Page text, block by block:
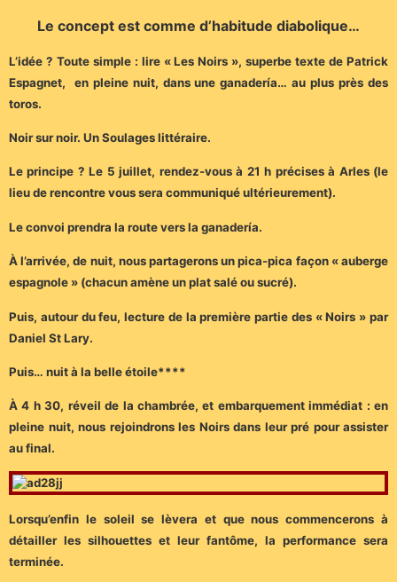
Le concept est comme d’habitude diabolique…
L’idée ? Toute simple : lire « Les Noirs », superbe texte de Patrick
Espagnet, en pleine nuit, dans une ganadería… au plus près des
toros.
Noir sur noir. Un Soulages littéraire.
Le principe ? Le 5 juillet, rendez-vous à 21 h précises à Arles (le
lieu de rencontre vous sera communiqué ultérieurement).
Le convoi prendra la route vers la ganadería.
À l’arrivée, de nuit, nous partagerons un pica-pica façon « auberge
espagnole » (chacun amène un plat salé ou sucré).
Puis, autour du feu, lecture de la première partie des « Noirs » par
Daniel St Lary.
Puis… nuit à la belle étoile****
À 4 h 30, réveil de la chambrée, et embarquement immédiat : en
pleine nuit, nous rejoindrons les Noirs dans leur pré pour assister
au final.
Lorsqu’enfin le soleil se lèvera et que nous commencerons à
détailler les silhouettes et leur fantôme, la performance sera
terminée.